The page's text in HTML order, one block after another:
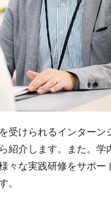
受けられるインターン
紹介します。また。学
々な実践研修をサポー
。